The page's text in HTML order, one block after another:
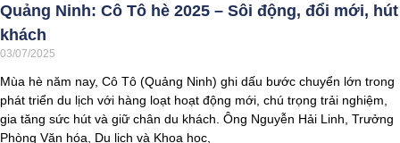
Quảng Ninh: Cô Tô hè 2025 – Sôi động, đổi mới, hút
khách
03/07/2025
Mùa hè năm nay, Cô Tô (Quảng Ninh) ghi dấu bước chuyển lớn trong
phát triển du lịch với hàng loạt hoạt động mới, chú trọng trải nghiệm,
gia tăng sức hút và giữ chân du khách. Ông Nguyễn Hải Linh, Trưởng
Phòng Văn hóa, Du lịch và Khoa học,